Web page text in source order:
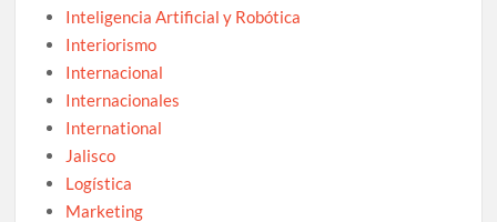
Inteligencia Artificial y Robótica
Interiorismo
Internacional
Internacionales
International
Jalisco
Logística
Marketing